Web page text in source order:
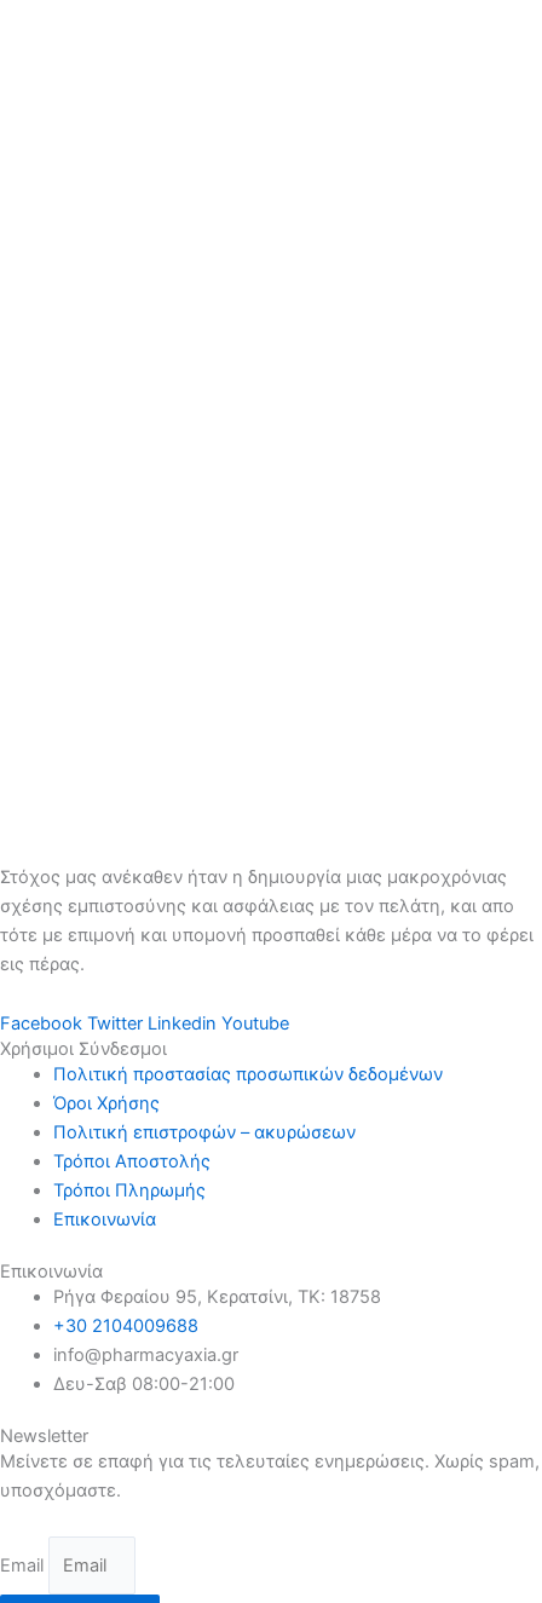
Στόχος μας ανέκαθεν ήταν η δημιουργία μιας μακροχρόνιας
σχέσης εμπιστοσύνης και ασφάλειας με τον πελάτη, και απο
τότε με επιμονή και υπομονή προσπαθεί κάθε μέρα να το φέρει
εις πέρας.
Facebook Twitter Linkedin Youtube
Χρήσιμοι Σύνδεσμοι
Πολιτική προστασίας προσωπικών δεδομένων
Όροι Χρήσης
Πολιτική επιστροφών – ακυρώσεων
Τρόποι Αποστολής
Τρόποι Πληρωμής
Επικοινωνία
Επικοινωνία
Ρήγα Φεραίου 95, Κερατσίνι, ΤΚ: 18758
+30 2104009688
info@pharmacyaxia.gr
Δευ-Σαβ 08:00-21:00
Newsletter
Μείνετε σε επαφή για τις τελευταίες ενημερώσεις. Χωρίς spam,
υποσχόμαστε.
Email